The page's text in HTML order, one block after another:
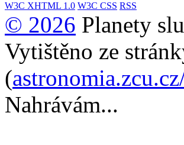
W3C XHTML 1.0 W3C CSS RSS
© 2026 Planety
Vytištěno ze
(
Nahrávám...